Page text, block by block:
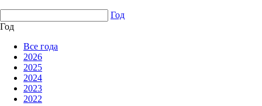
Год
Год
Все года
2026
2025
2024
2023
2022